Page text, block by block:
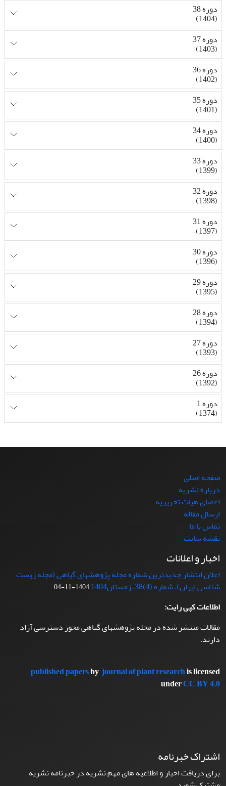
دوره 38
(1404)
دوره 37
(1403)
دوره 36
(1402)
دوره 35
(1401)
دوره 34
(1400)
دوره 33
(1399)
دوره 32
(1398)
دوره 31
(1397)
دوره 30
(1396)
دوره 29
(1395)
دوره 28
(1394)
دوره 27
(1393)
دوره 26
(1392)
دوره 1
(1374)
صفحه اصلی
درباره نشریه
اعضای هیات تحریریه
ارسال مقاله
تماس با ما
نقشه سایت
اخبار و اعلانات
اعلان انتشار جدیدترین شماره مجله پژوهشهای گیاهی (مجله زیست
شناسی ایران)، شماره (4)38، زمستان1404
1404-11-04
اطلاعات کپی رایت:
مقالات منتشر شده در مجله پژوهشهای گیاهی مجوز دسترسی آزاد
دارند.
published papersbyjournal of plant researchis licensed
underCC BY 4.0
اشتراک خبرنامه
برای دریافت اخبار و اطلاعیه های مهم نشریه در خبرنامه نشریه